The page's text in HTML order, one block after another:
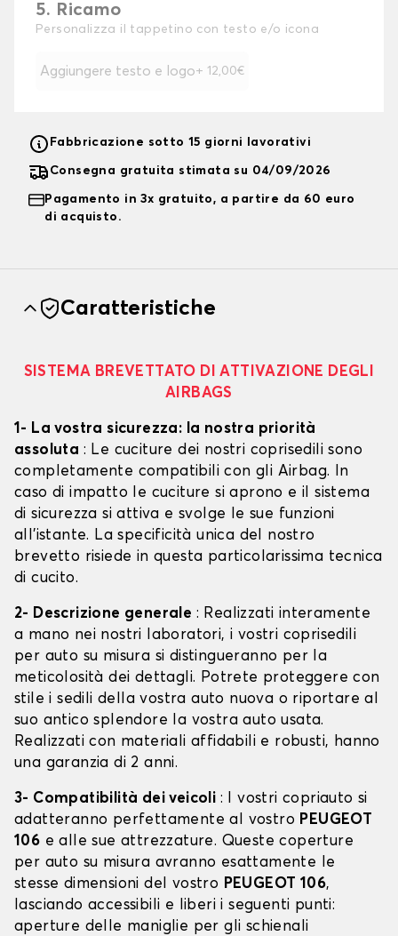
5. Ricamo
Personalizza il tappetino con testo e/o icona
Aggiungere testo e logo + 12,00€
Fabbricazione sotto 15 giorni lavorativi
Consegna gratuita stimata su 04/09/2026
Pagamento in 3x gratuito, a partire da 60 euro
di acquisto.
Caratteristiche
SISTEMA BREVETTATO DI ATTIVAZIONE DEGLI
AIRBAGS
1- La vostra sicurezza: la nostra priorità
assoluta : Le cuciture dei nostri coprisedili sono
completamente compatibili con gli Airbag. In
caso di impatto le cuciture si aprono e il sistema
di sicurezza si attiva e svolge le sue funzioni
all'istante. La specificità unica del nostro
brevetto risiede in questa particolarissima tecnica
di cucito.
2- Descrizione generale : Realizzati interamente
a mano nei nostri laboratori, i vostri coprisedili
per auto su misura si distingueranno per la
meticolosità dei dettagli. Potrete proteggere con
stile i sedili della vostra auto nuova o riportare al
suo antico splendore la vostra auto usata.
Realizzati con materiali affidabili e robusti, hanno
una garanzia di 2 anni.
3- Compatibilità dei veicoli : I vostri copriauto si
adatteranno perfettamente al vostro PEUGEOT
106 e alle sue attrezzature. Queste coperture
per auto su misura avranno esattamente le
stesse dimensioni del vostro PEUGEOT 106,
lasciando accessibili e liberi i seguenti punti:
aperture delle maniglie per gli schienali